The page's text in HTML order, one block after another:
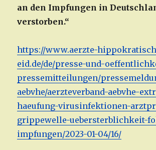
an den Impfungen in
verstorben.“
https://www.aerzte-
eid.de/de/presse-und-
pressemitteilungen/
aebvhe/aerzteverband-aebvhe-
haeufung-virusinfektionen-
grippewelle-uebersterblichkeit-
impfungen/2023-01-04/16/